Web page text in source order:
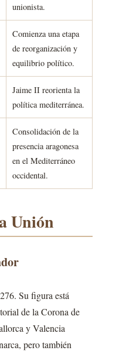
unionista.
Comienza una etapa
de reorganización y
equilibrio político.
Jaime II reorienta la
política mediterránea.
Consolidación de la
presencia aragonesa
en el Mediterráneo
occidental.
Unión
Su figura está
de la Corona de
y Valencia
pero también